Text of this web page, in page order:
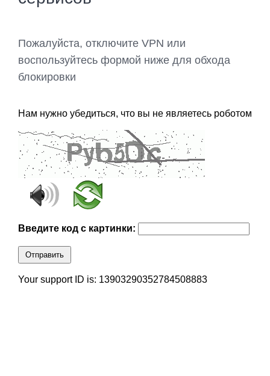
Пожалуйста, отключите VPN или
воспользуйтесь формой ниже для обхода
блокировки
Нам нужно убедиться, что вы не являетесь роботом
Введите код с картинки:
Отправить
Your support ID is: 13903290352784508883